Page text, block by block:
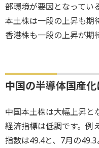
部環境が要因となってい
本土株は一段の上昇も期
香港株も一段の上昇が期
中国の半導体国産
中国本土株は大幅上昇と
経済指標は低調です。例
指数は49.4と、7月の